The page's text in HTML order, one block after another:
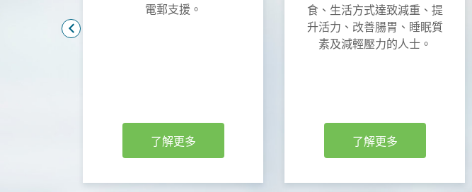
電郵支援。
了解更多
食、生活方式達致減重、提
升活力、改善腸胃、睡眠質
素及減輕壓力的人士。
了解更多